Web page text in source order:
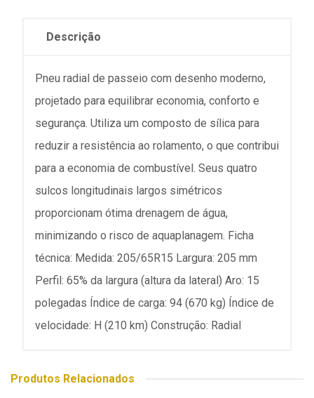
Descrição
Pneu radial de passeio com desenho moderno,
projetado para equilibrar economia, conforto e
segurança. Utiliza um composto de sílica para
reduzir a resistência ao rolamento, o que contribui
para a economia de combustível. Seus quatro
sulcos longitudinais largos simétricos
proporcionam ótima drenagem de água,
minimizando o risco de aquaplanagem. Ficha
técnica: Medida: 205/65R15 Largura: 205 mm
Perfil: 65% da largura (altura da lateral) Aro: 15
polegadas Índice de carga: 94 (670 kg) Índice de
velocidade: H (210 km) Construção: Radial
Produtos Relacionados